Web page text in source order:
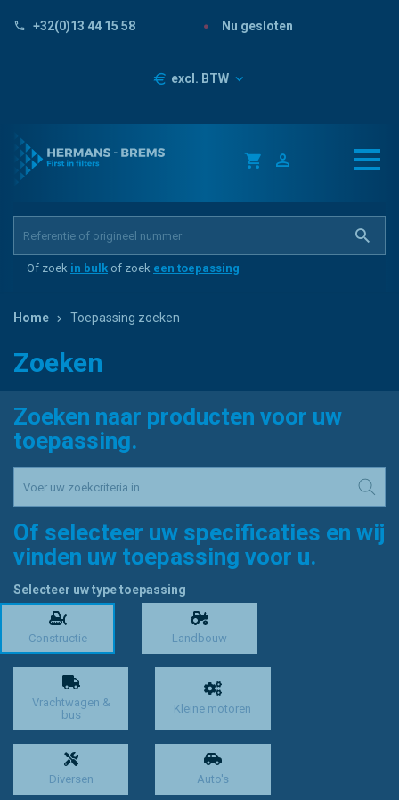
+32(0)13 44 15 58 Nu gesloten
Prijzen
excl. BTW
Of zoek in bulk of zoek een toepassing
Home Toepassing zoeken
Zoeken
Zoeken naar producten voor uw
toepassing.
Of selecteer uw specificaties en wij
vinden uw toepassing voor u.
Selecteer uw type toepassing
Constructie Landbouw
Vrachtwagen &
bus
Kleine motoren
Diversen Auto's